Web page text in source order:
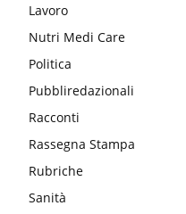
Lavoro
Nutri Medi Care
Politica
Pubbliredazionali
Racconti
Rassegna Stampa
Rubriche
Sanità